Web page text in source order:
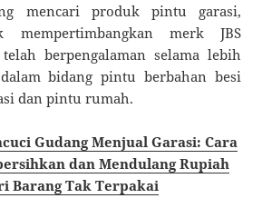
mencari produk pintu garasi,
mempertimbangkan merk JBS
berpengalaman selama lebih
bidang pintu berbahan besi
dan pintu rumah.
Gudang Menjual Garasi: Cara
dan Mendulang Rupiah
Barang Tak Terpakai